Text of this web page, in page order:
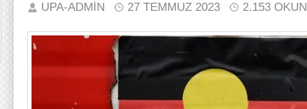
UPA-ADMIN 27 TEMMUZ 2023 2.153